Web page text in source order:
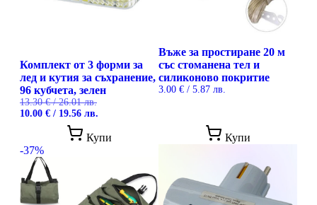
Комплект от 3 форми за
лед и кутия за съхранение,
96 кубчета, зелен
13.30€/ 26.01 лв.
Original
13.30 €
26.01 лв..
10.00 € / 19.56 лв.
е:
Купи
Въже за простиране 20 м
със стоманена тел и
силиконово покритие
3.00 € / 5.87 лв.
Купи
-37%